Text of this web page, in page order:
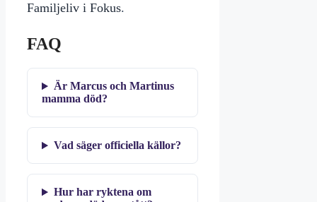
Familjeliv i Fokus.
FAQ
Är Marcus och Martinus
mamma död?
Vad säger officiella källor?
Hur har ryktena om